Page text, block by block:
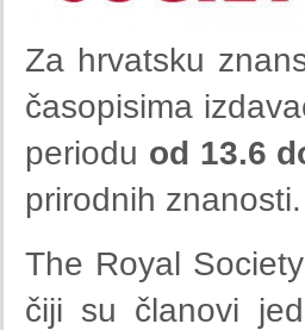
Za hrvatsku
časopisima
periodu od 13.6
prirodnih znanosti.
The Royal
čiji su članovi